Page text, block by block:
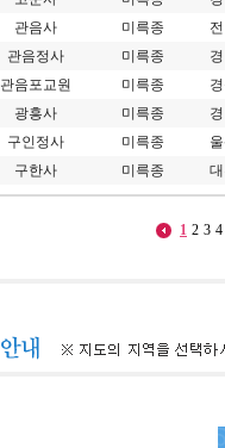
관음사 미륵종
관음정사 미륵종
관음포교원 미륵종
광흥사 미륵종
구인정사 미륵종
구한사 미륵종
1 2 3 4